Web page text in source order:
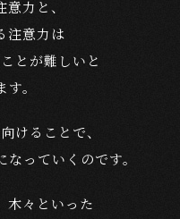
力と、
注意力は
とが難しいと
。
けることで、
っていくのです。
木々といった